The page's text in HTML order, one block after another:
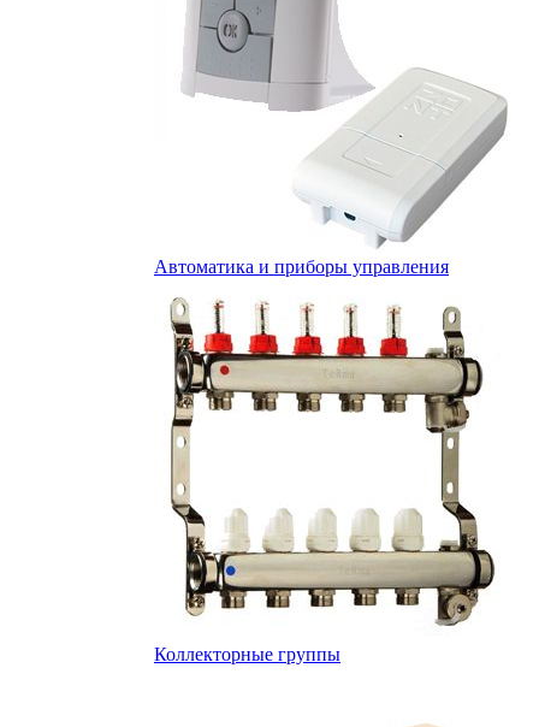
Автоматика и приборы управления
Коллекторные группы